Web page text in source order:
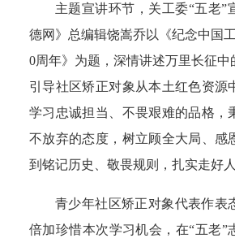
主题宣讲环节，关工委“五老”
德网》总编辑饶嵩乔以《纪念中国
0周年》为题，深情讲述万里长征中
引导社区矫正对象从本土红色资源
学习忠诚担当、不畏艰难的品格，
不放弃的态度，树立顾全大局、感
到铭记历史、敬畏规则，扎实走好
青少年社区矫正对象代表作表
倍加珍惜本次学习机会，在“五老”